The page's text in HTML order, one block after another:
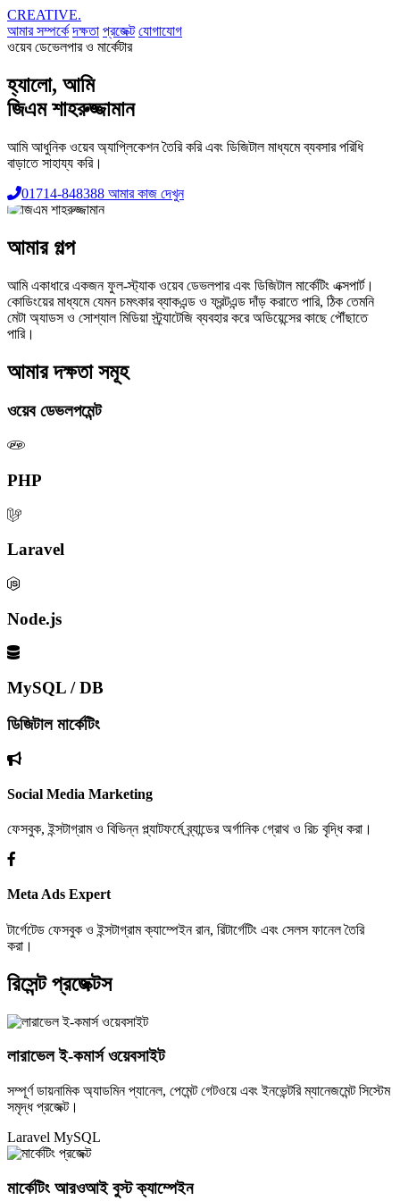
CREATIVE.
আমার সম্পর্কে দক্ষতা প্রজেক্ট যোগাযোগ
ওয়েব ডেভেলপার ও মার্কেটার
হ্যালো, আমি
জিএম শাহরুজ্জামান
আমি আধুনিক ওয়েব অ্যাপ্লিকেশন তৈরি করি এবং ডিজিটাল মাধ্যমে ব্যবসার পরিধি
বাড়াতে সাহায্য করি।
01714-848388 আমার কাজ দেখুন
আমার গল্প
আমি একাধারে একজন ফুল-স্ট্যাক ওয়েব ডেভলপার এবং ডিজিটাল মার্কেটিং এক্সপার্ট।
কোডিংয়ের মাধ্যমে যেমন চমৎকার ব্যাকএন্ড ও ফ্রন্টএন্ড দাঁড় করাতে পারি, ঠিক তেমনি
মেটা অ্যাডস ও সোশ্যাল মিডিয়া স্ট্র্যাটেজি ব্যবহার করে অডিয়েন্সের কাছে পৌঁছাতে
পারি।
আমার দক্ষতা সমূহ
ওয়েব ডেভলপমেন্ট
PHP
Laravel
Node.js
MySQL / DB
ডিজিটাল মার্কেটিং
Social Media Marketing
ফেসবুক, ইন্সটাগ্রাম ও বিভিন্ন প্ল্যাটফর্মে ব্র্যান্ডের অর্গানিক গ্রোথ ও রিচ বৃদ্ধি করা।
Meta Ads Expert
টার্গেটেড ফেসবুক ও ইন্সটাগ্রাম ক্যাম্পেইন রান, রিটার্গেটিং এবং সেলস ফানেল তৈরি
করা।
রিসেন্ট প্রজেক্টস
লারাভেল ই-কমার্স ওয়েবসাইট
সম্পূর্ণ ডায়নামিক অ্যাডমিন প্যানেল, পেমেন্ট গেটওয়ে এবং ইনভেন্টরি ম্যানেজমেন্ট সিস্টেম
সমৃদ্ধ প্রজেক্ট।
Laravel MySQL
মার্কেটিং আরওআই বুস্ট ক্যাম্পেইন